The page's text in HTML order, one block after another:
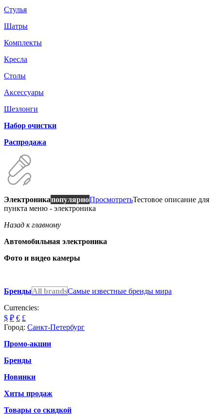
Стулья
Шатры
Комплекты
Кресла
Столы
Аксессуары
Шезлонги
Набор очистки
Распродажа
ЭлектроникапопулярноПросмотретьТестовое описание для
пункта меню - электроника
Назад к главному
Автомобильная электроника
Фото и видео камеры
БрендыAll brandsСамые известные бренды мира
Currencies:
$ ₽ € £
Город: Санкт-Петербург
Промо-акции
Бренды
Новинки
Хиты продаж
Товары со скидкой